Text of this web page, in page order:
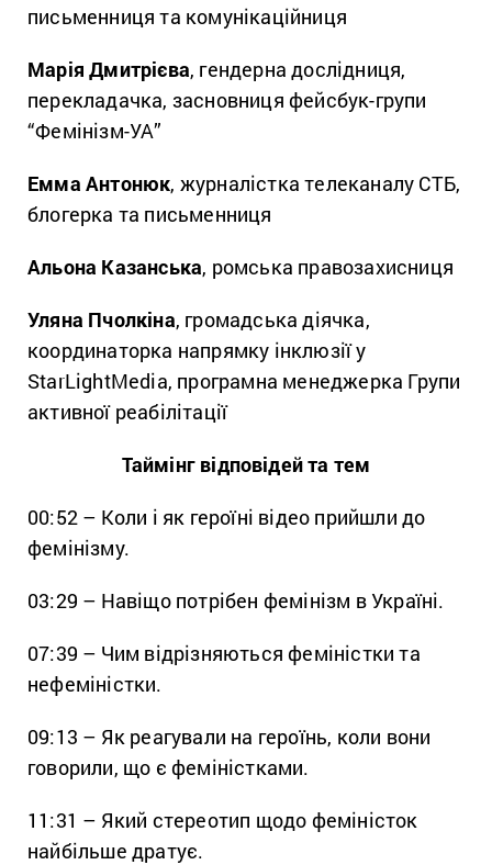
письменниця та комунікаційниця
Марія Дмитрієва, гендерна дослідниця,
перекладачка, засновниця фейсбук-групи
“Фемінізм-УА”
Емма Антонюк, журналістка телеканалу СТБ,
блогерка та письменниця
Альона Казанська, ромська правозахисниця
Уляна Пчолкіна, громадська діячка,
координаторка напрямку інклюзії у
StarLightMedia, програмна менеджерка Групи
активної реабілітації
Таймінг відповідей та тем
00:52 – Коли і як героїні відео прийшли до
фемінізму.
03:29 – Навіщо потрібен фемінізм в Україні.
07:39 – Чим відрізняються феміністки та
нефеміністки.
09:13 – Як реагували на героїнь, коли вони
говорили, що є феміністками.
11:31 – Який стереотип щодо феміністок
найбільше дратує.